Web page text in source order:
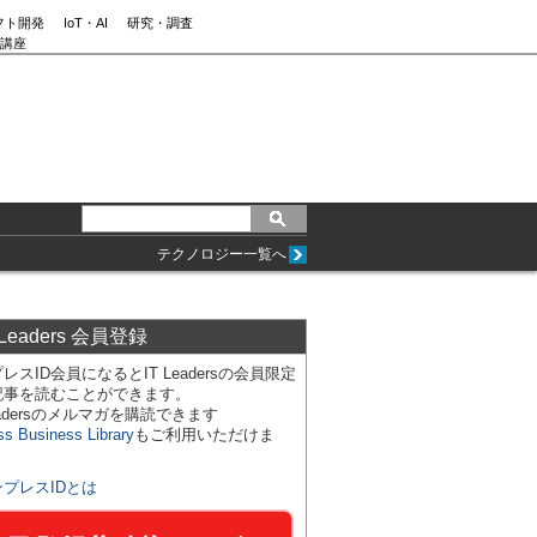
ト開発 IoT・AI
研究・調査
座
テクノロジー一覧へ
会員登録
スID会員になるとIT Leadersの会員限定
を読むことができます。
のメルマガを購読できます
Business Libraryもご利用いただけま
プレスIDとは